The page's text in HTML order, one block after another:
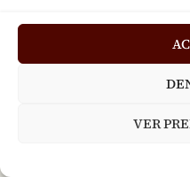
VER
SOBRE EL AUTOR